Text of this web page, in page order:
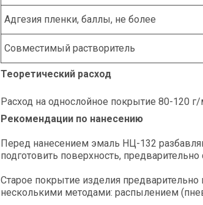
Адгезия пленки, баллы, не более
Совместимый растворитель
Теоретический расход
Расход на однослойное покрытие 80-120
Рекомендации по нанесению
Перед нанесением эмаль НЦ-132
подготовить поверхность,
Старое покрытие изделия
несколькими методами: распылением